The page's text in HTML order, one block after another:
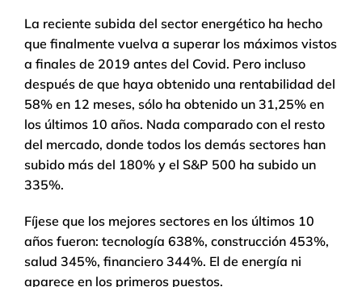
La reciente subida del sector energético ha hecho
que finalmente vuelva a superar los máximos vistos
a finales de 2019 antes del Covid. Pero incluso
después de que haya obtenido una rentabilidad del
58% en 12 meses, sólo ha obtenido un 31,25% en
los últimos 10 años. Nada comparado con el resto
del mercado, donde todos los demás sectores han
subido más del 180% y el S&P 500 ha subido un
335%.
Fíjese que los mejores sectores en los últimos 10
años fueron: tecnología 638%, construcción 453%,
salud 345%, financiero 344%. El de energía ni
aparece en los primeros puestos.